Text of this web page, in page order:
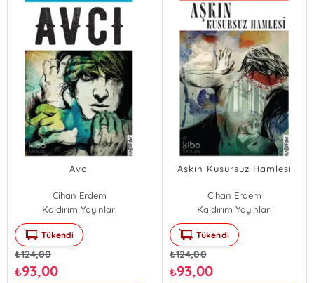
Avcı
Cihan Erdem
Kaldırım Yayınları
Tükendi
₺124,00
₺93,00
Aşkın Kusursuz Hamlesi
Cihan Erdem
Kaldırım Yayınları
Tükendi
₺124,00
₺93,00